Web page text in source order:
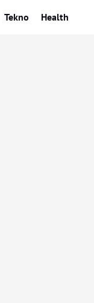
Tekno Health